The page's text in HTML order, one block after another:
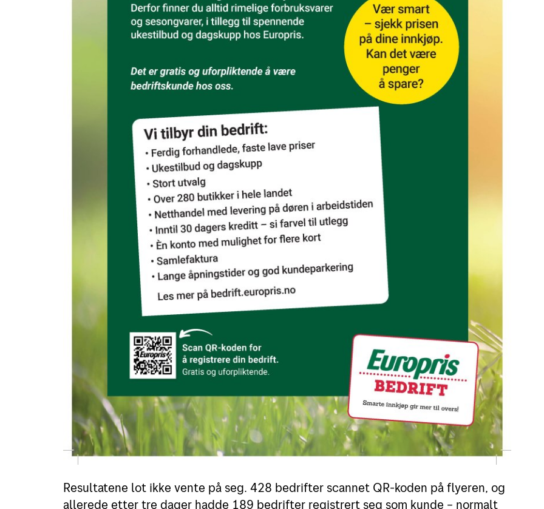
Resultatene lot ikke vente på seg. 428 bedrifter scannet QR-koden på flyeren, og
allerede etter tre dager hadde 189 bedrifter registrert seg som kunde – normalt